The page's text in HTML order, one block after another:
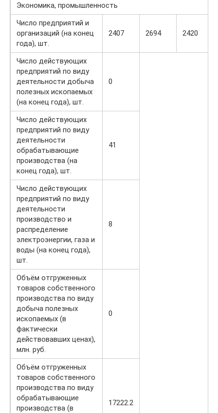
Экономика, промышленность
Число предприятий и
организаций (на конец
года), шт.
2407 2694 2420
Число действующих
предприятий по виду
деятельности добыча
полезных ископаемых
(на конец года), шт.
0
Число действующих
предприятий по виду
деятельности
обрабатывающие
производства (на
конец года), шт.
41
Число действующих
предприятий по виду
деятельности
производство и
распределение
электроэнергии, газа и
воды (на конец года),
шт.
8
Объём отгруженных
товаров собственного
производства по виду
добыча полезных
ископаемых (в
фактически
действовавших ценах),
млн. руб.
0
Объём отгруженных
товаров собственного
производства по виду
обрабатывающие
производства (в
17222.2